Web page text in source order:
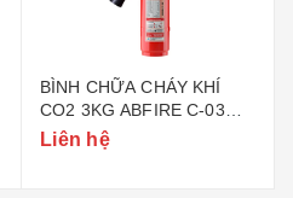
BÌNH CHỮA CHÁY KHÍ
CO2 3KG ABFIRE C-03
(TEM BỘ CÔNG AN)
Liên hệ